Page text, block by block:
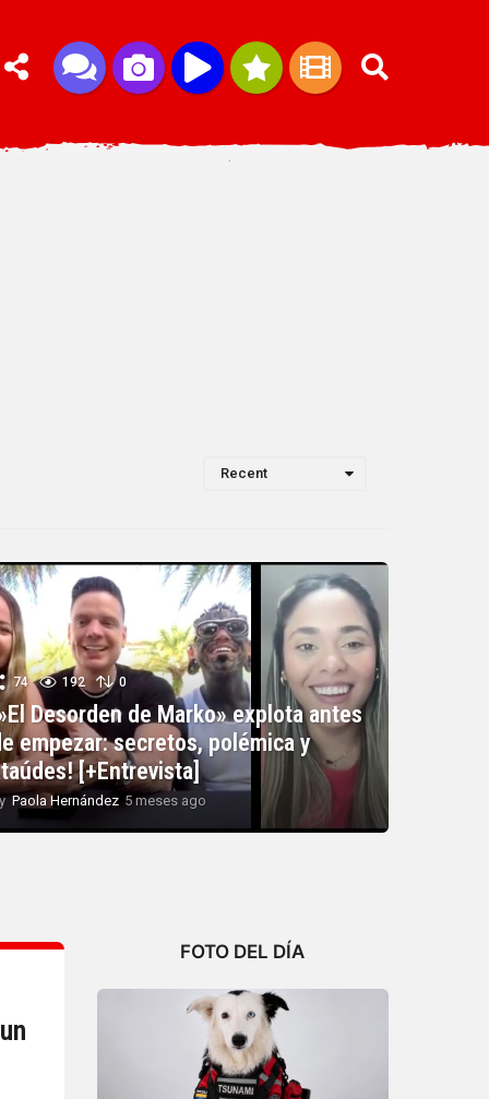
Recent
74 192 0
Desorden de Marko» explota antes
empezar: secretos, polémica y
[+Entrevista]
Paola Hernández 5 meses ago
g
FOTO DEL DÍA